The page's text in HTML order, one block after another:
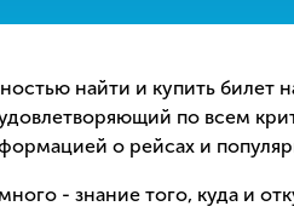
найти и купить
по всем
о рейсах и
- знание того, куда и